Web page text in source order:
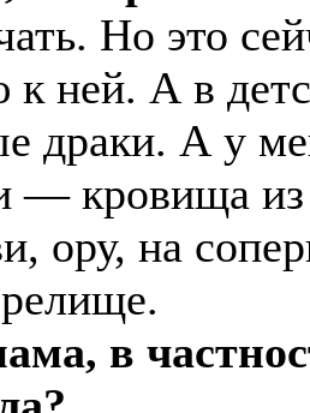
Но это
ней. А в
драки. А у
— кровища
ору, на
в